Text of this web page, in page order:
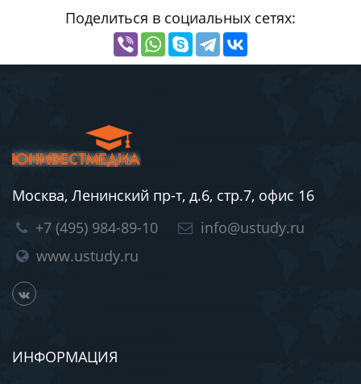
Поделиться в социальных сетях:
Москва, Ленинский пр-т, д.6, стр.7, офис 16
+7 (495) 984-89-10
info@ustudy.ru
www.ustudy.ru
ИНФОРМАЦИЯ